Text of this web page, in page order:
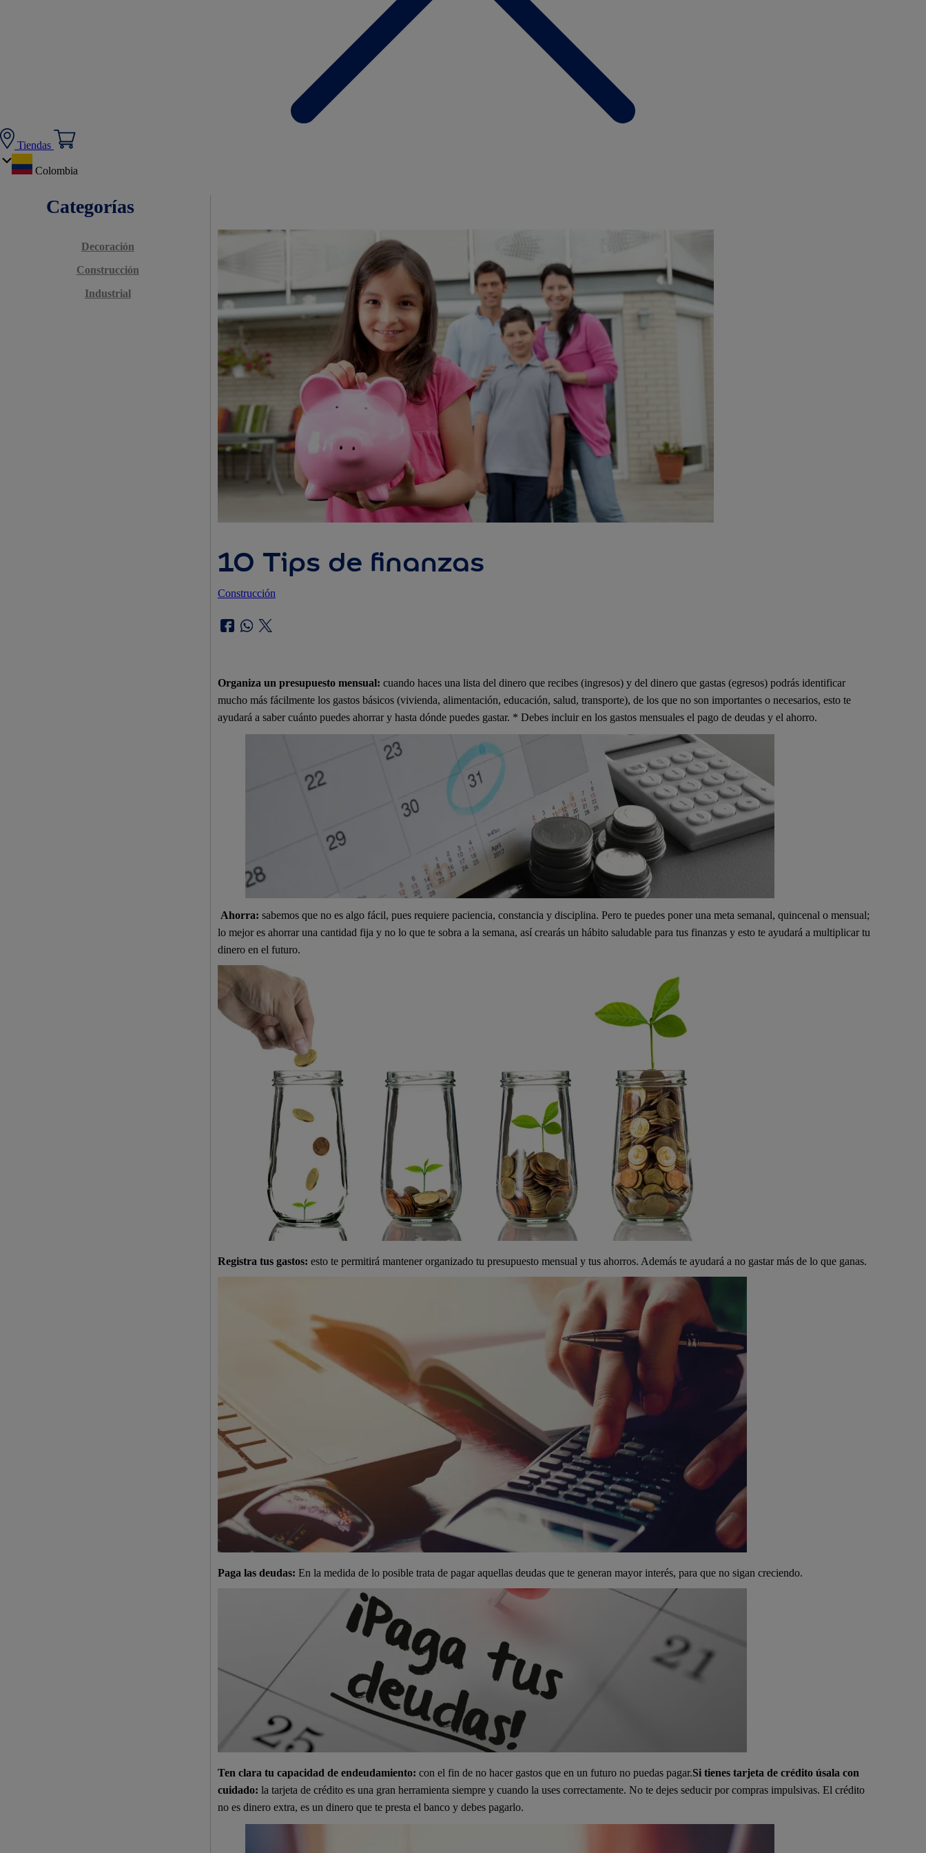
Tiendas
Colombia
Categorías
Decoración
Construcción
Industrial
10 Tips de finanzas
Construcción
Organiza un presupuesto mensual: cuando haces una lista del dinero que recibes (ingresos) y del dinero que gastas (egresos) podrás identificar
mucho más fácilmente los gastos básicos (vivienda, alimentación, educación, salud, transporte), de los que no son importantes o necesarios, esto te
ayudará a saber cuánto puedes ahorrar y hasta dónde puedes gastar. * Debes incluir en los gastos mensuales el pago de deudas y el ahorro.
Ahorra: sabemos que no es algo fácil, pues requiere paciencia, constancia y disciplina. Pero te puedes poner una meta semanal, quincenal o mensual;
lo mejor es ahorrar una cantidad fija y no lo que te sobra a la semana, así crearás un hábito saludable para tus finanzas y esto te ayudará a multiplicar tu
dinero en el futuro.
Registra tus gastos: esto te permitirá mantener organizado tu presupuesto mensual y tus ahorros. Además te ayudará a no gastar más de lo que ganas.
Paga las deudas: En la medida de lo posible trata de pagar aquellas deudas que te generan mayor interés, para que no sigan creciendo.
Ten clara tu capacidad de endeudamiento: con el fin de no hacer gastos que en un futuro no puedas pagar.Si tienes tarjeta de crédito úsala con
cuidado: la tarjeta de crédito es una gran herramienta siempre y cuando la uses correctamente. No te dejes seducir por compras impulsivas. El crédito
no es dinero extra, es un dinero que te presta el banco y debes pagarlo.